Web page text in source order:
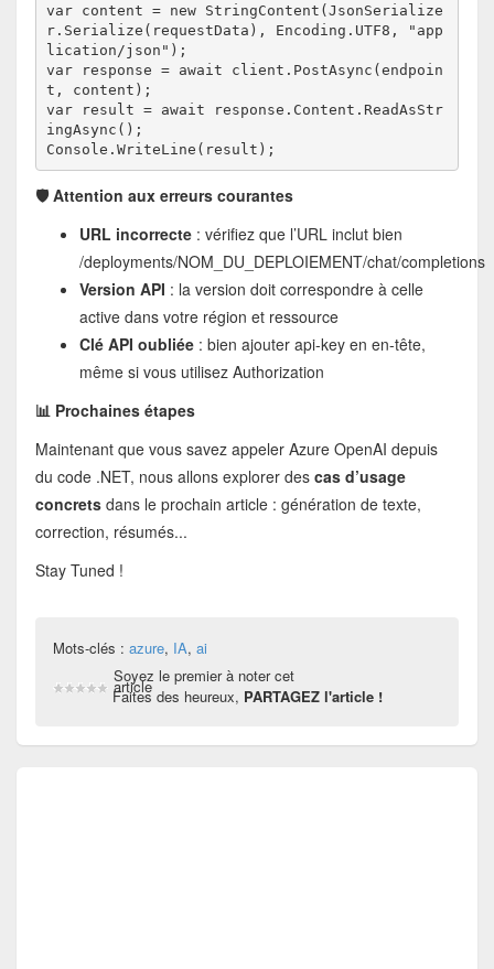
var content = new StringContent(JsonSerialize
r.Serialize(requestData), Encoding.UTF8, "app
lication/json");
var response = await client.PostAsync(endpoin
t, content);
var result = await response.Content.ReadAsStr
ingAsync();
Console.WriteLine(result);
🛡️ Attention aux erreurs courantes
URL incorrecte: vérifiez que l’URL inclut bien
/deployments/NOM_DU_DEPLOIEMENT/chat/completions
Version API : la version doit correspondre à celle
active dans votre région et ressource
Clé API oubliée: bien ajouter api-key en en-tête,
même si vous utilisez Authorization
📊 Prochaines étapes
Maintenant que vous savez appeler Azure OpenAI depuis
du code .NET, nous allons explorer des cas d’usage
concretsdans le prochain article : génération de texte,
correction, résumés...
Stay Tuned !
Mots-clés : azure, IA, ai
Soyez le premier à noter cet
article
Faites des heureux, PARTAGEZ l'article !